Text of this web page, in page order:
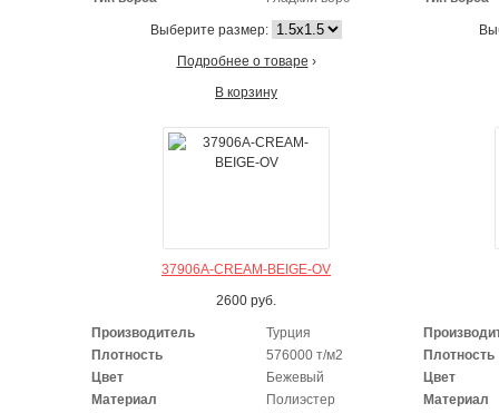
Выберите размер:
Подробнее о товаре ›
В корзину
37906A-CREAM-BEIGE-OV
2600 руб.
Производитель
Турция
Плотность
576000 т/м2
Цвет
Бежевый
Материал
Полиэстер
Плотность
Цвет
Материал